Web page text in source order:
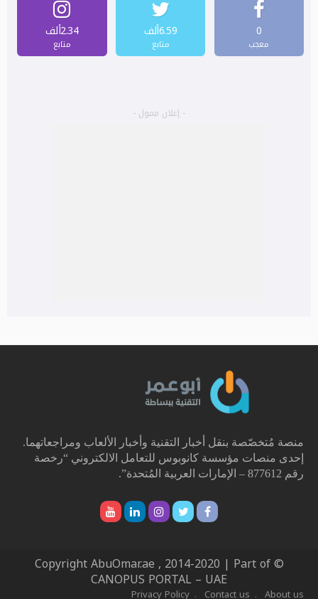
0
معجب
6.59ألف
متابع
2.34ألف
متابع
- إعلان ممول -
منصة مُتخصّصة بنقل أخبار التقنية وأخبار الألعاب ومراجعاتهما.
إحدى منصات مؤسسة كانوبوس للتعامل الالكتروني “رخصة
رقم 877612 – الإمارات العربية المُتحدة”.
© Copyright AbuOmar.ae , 2014-2020 | Part of
CANOPUS PORTAL – UAE
About us
Contact us
Privacy Policy